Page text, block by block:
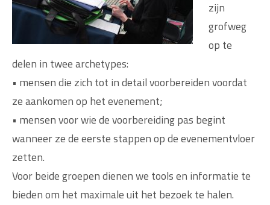
zijn
grofweg
op te
delen in twee archetypes:
• mensen die zich tot in detail voorbereiden voordat
ze aankomen op het evenement;
• mensen voor wie de voorbereiding pas begint
wanneer ze de eerste stappen op de evenementvloer
zetten.
Voor beide groepen dienen we tools en informatie te
bieden om het maximale uit het bezoek te halen.